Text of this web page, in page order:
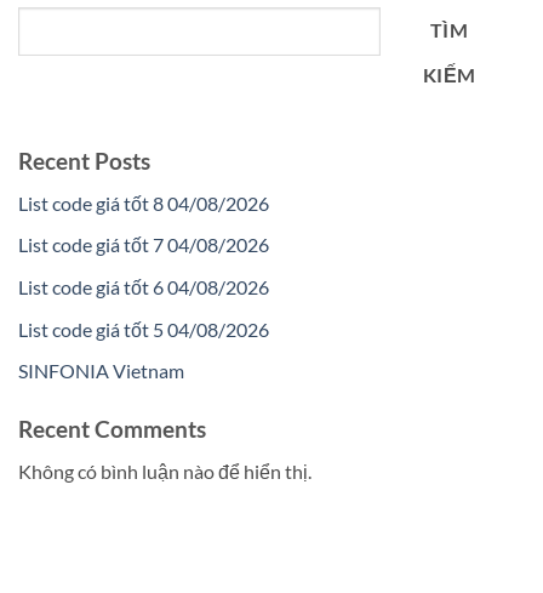
TÌM
KIẾM
Recent Posts
List code giá tốt 8 04/08/2026
List code giá tốt 7 04/08/2026
List code giá tốt 6 04/08/2026
List code giá tốt 5 04/08/2026
SINFONIA Vietnam
Recent Comments
Không có bình luận nào để hiển thị.